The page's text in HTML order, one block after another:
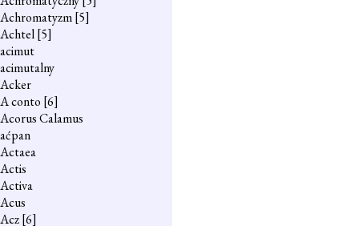
Achromatyzm[5]
Achtel[5]
acimut
acimutalny
Acker
A conto [6]
Acorus Calamus
aćpan
Actaea
Actis
Activa
Acus
Acz[6]